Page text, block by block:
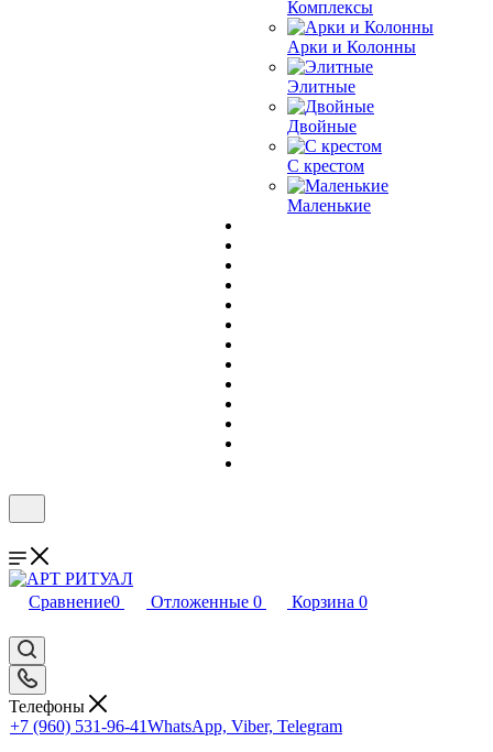
Комплексы
Арки и Колонны
Элитные
Двойные
С крестом
Маленькие
Сравнение0 Отложенные 0 Корзина 0
Телефоны
+7 (960) 531-96-41WhatsApp, Viber, Telegram